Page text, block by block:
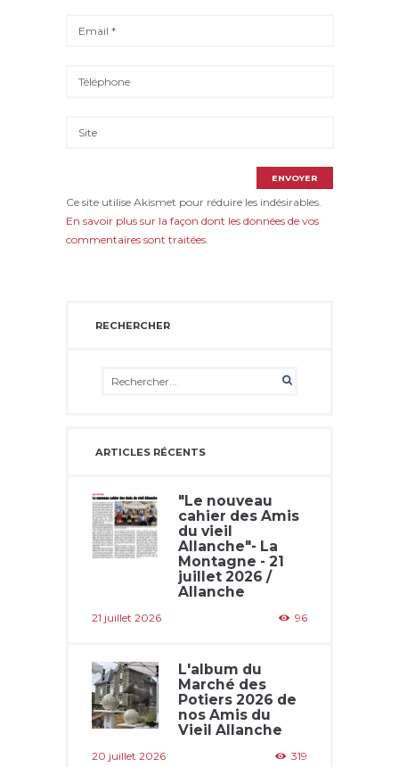
Ce site utilise Akismet pour réduire les indésirables.
En savoir plus sur la façon dont les données de vos
commentaires sont traitées
RECHERCHER
ARTICLES RÉCENTS
"Le nouveau
cahier des Amis
du vieil
Allanche"- La
Montagne - 21
juillet 2026 /
Allanche
21 juillet 2026 96
L'album du
Marché des
Potiers 2026 de
nos Amis du
Vieil Allanche
20 juillet 2026 319